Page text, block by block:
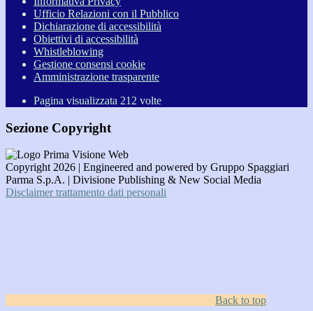
Ufficio Relazioni con il Pubblico
Dichiarazione di accessibilità
Obiettivi di accessibilità
Whistleblowing
Gestione consensi cookie
Amministrazione trasparente
Pagina visualizzata 212 volte
Sezione Copyright
Copyright 2026 | Engineered and powered by Gruppo Spaggiari
Parma S.p.A. | Divisione Publishing & New Social Media
Disclaimer trattamento dati personali
Back to top